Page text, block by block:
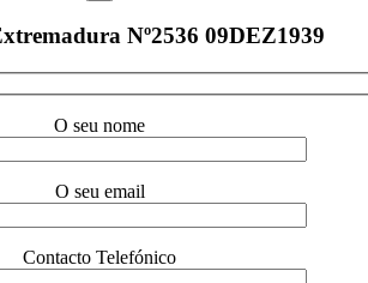
Nº2536 09DEZ1939
O seu nome
O seu email
Contacto Telefónico